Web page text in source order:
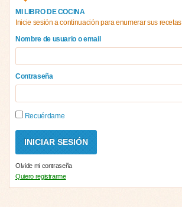
MI LIBRO DE COCINA
Inicie sesión a continuación para enumerar sus recetas
Nombre de usuario o email
Contraseña
Recuérdame
Olvide mi contraseña
Quiero registrarme